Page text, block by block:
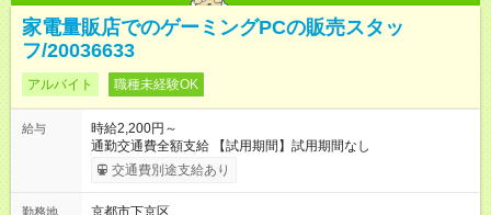
家電量販店でのゲーミングPCの販売スタッ
フ/20036633
アルバイト 職種未経験OK
給与
時給2,200円～
通勤交通費全額支給 【試用期間】試用期間なし
交通費別途支給あり
勤務地
京都市下京区